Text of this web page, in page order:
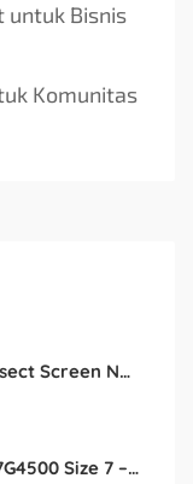
untuk Bisnis
Komunitas
Jaring Kasa Hijau / Insect Screen Net – Kualitas Terjamin & Harga Eceran Terjangkau
Bola Basket Molten B7G4500 Size 7 – Resmi FIBA & IBL